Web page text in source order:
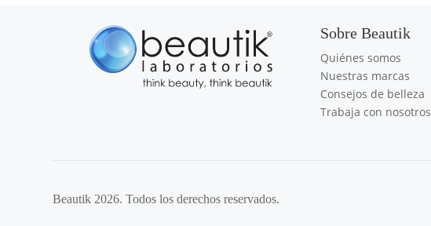
Sobre Beautik
Quiénes somos
Nuestras marcas
Consejos de belleza
Trabaja con nosotros
Beautik 2026. Todos los derechos reservados.